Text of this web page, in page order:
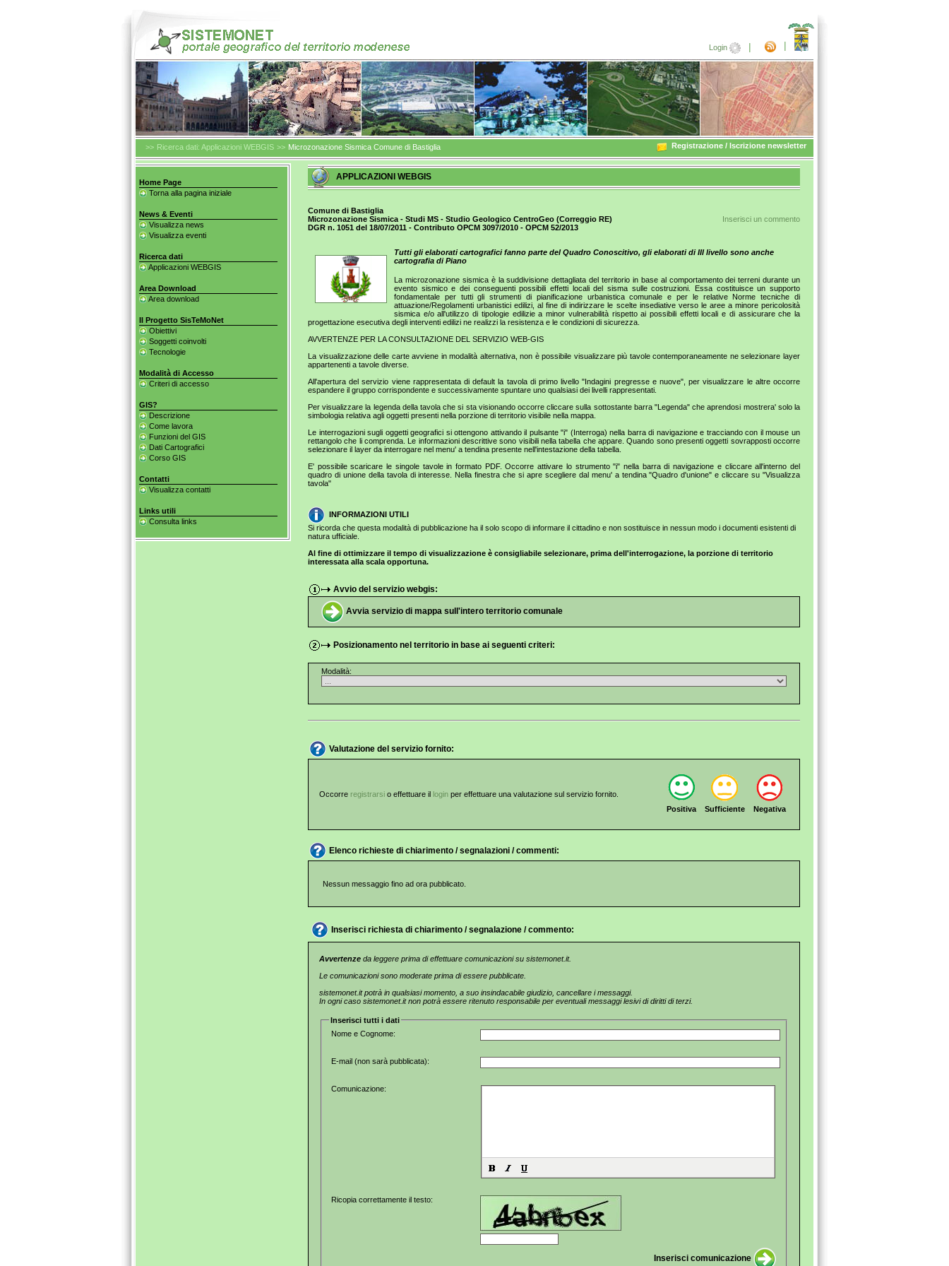
Login | |
>> Ricerca dati: Applicazioni WEBGIS >> Microzonazione Sismica Comune di Bastiglia Registrazione / Iscrizione newsletter
Home Page
Torna alla pagina iniziale
News & Eventi
Visualizza news
Visualizza eventi
Ricerca dati
Applicazioni WEBGIS
Area Download
Area download
Il Progetto SisTeMoNet
Obiettivi
Soggetti coinvolti
Tecnologie
Modalità di Accesso
Criteri di accesso
GIS?
Descrizione
Come lavora
Funzioni del GIS
Dati Cartografici
Corso GIS
Contatti
Visualizza contatti
Links utili
Consulta links
APPLICAZIONI WEBGIS
Comune di Bastiglia
Microzonazione Sismica - Studi MS - Studio Geologico CentroGeo (Correggio RE)
DGR n. 1051 del 18/07/2011 - Contributo OPCM 3097/2010 - OPCM 52/2013
Inserisci un commento
Tutti gli elaborati cartografici fanno parte del Quadro Conoscitivo, gli elaborati di III livello sono anche
cartografia di Piano
La microzonazione sismica è la suddivisione dettagliata del territorio in base al comportamento dei terreni durante un
evento sismico e dei conseguenti possibili effetti locali del sisma sulle costruzioni. Essa costituisce un supporto
fondamentale per tutti gli strumenti di pianificazione urbanistica comunale e per le relative Norme tecniche di
attuazione/Regolamenti urbanistici edilizi, al fine di indirizzare le scelte insediative verso le aree a minore pericolosità
sismica e/o all'utilizzo di tipologie edilizie a minor vulnerabilità rispetto ai possibili effetti locali e di assicurare che la
progettazione esecutiva degli interventi edilizi ne realizzi la resistenza e le condizioni di sicurezza.
AVVERTENZE PER LA CONSULTAZIONE DEL SERVIZIO WEB-GIS
La visualizzazione delle carte avviene in modalità alternativa, non è possibile visualizzare più tavole contemporaneamente ne selezionare layer
appartenenti a tavole diverse.
All'apertura del servizio viene rappresentata di default la tavola di primo livello "Indagini pregresse e nuove", per visualizzare le altre occorre
espandere il gruppo corrispondente e successivamente spuntare uno qualsiasi dei livelli rappresentati.
Per visualizzare la legenda della tavola che si sta visionando occorre cliccare sulla sottostante barra "Legenda" che aprendosi mostrera' solo la
simbologia relativa agli oggetti presenti nella porzione di territorio visibile nella mappa.
Le interrogazioni sugli oggetti geografici si ottengono attivando il pulsante "i" (Interroga) nella barra di navigazione e tracciando con il mouse un
rettangolo che li comprenda. Le informazioni descrittive sono visibili nella tabella che appare. Quando sono presenti oggetti sovrapposti occorre
selezionare il layer da interrogare nel menu' a tendina presente nell'intestazione della tabella.
E' possibile scaricare le singole tavole in formato PDF. Occorre attivare lo strumento "i" nella barra di navigazione e cliccare all'interno del
quadro di unione della tavola di interesse. Nella finestra che si apre scegliere dal menu' a tendina "Quadro d'unione" e cliccare su "Visualizza
tavola"
INFORMAZIONI UTILI
Si ricorda che questa modalità di pubblicazione ha il solo scopo di informare il cittadino e non sostituisce in nessun modo i documenti esistenti di
natura ufficiale.
Al fine di ottimizzare il tempo di visualizzazione è consigliabile selezionare, prima dell'interrogazione, la porzione di territorio
interessata alla scala opportuna.
Avvio del servizio webgis:
Avvia servizio di mappa sull'intero territorio comunale
Posizionamento nel territorio in base ai seguenti criteri:
Modalità:
Valutazione del servizio fornito:
Occorre registrarsi o effettuare il login per effettuare una valutazione sul servizio fornito.
Positiva
Sufficiente Negativa
Elenco richieste di chiarimento / segnalazioni / commenti:
Nessun messaggio fino ad ora pubblicato.
Inserisci richiesta di chiarimento / segnalazione / commento:
Avvertenze da leggere prima di effettuare comunicazioni su sistemonet.it.
Le comunicazioni sono moderate prima di essere pubblicate.
sistemonet.it potrà in qualsiasi momento, a suo insindacabile giudizio, cancellare i messaggi.
In ogni caso sistemonet.it non potrà essere ritenuto responsabile per eventuali messaggi lesivi di diritti di terzi.
Inserisci tutti i dati
Nome e Cognome:
E-mail (non sarà pubblicata):
Comunicazione:
Ricopia correttamente il testo:
Inserisci comunicazione